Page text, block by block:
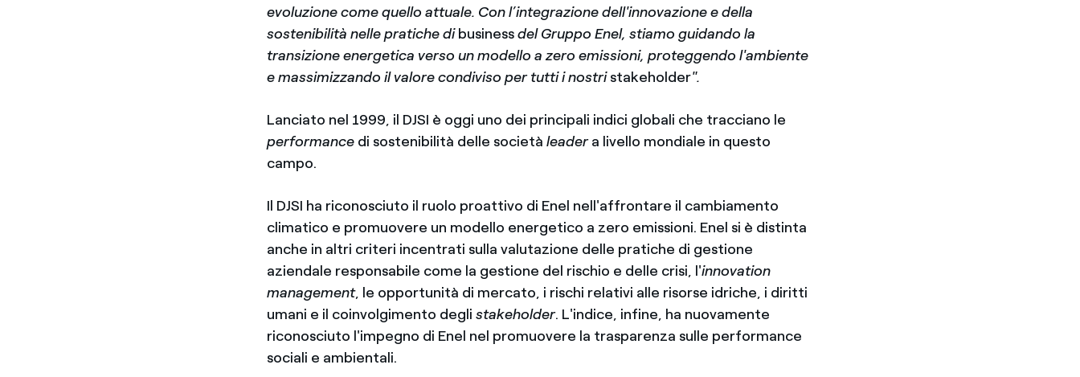
evoluzione come quello attuale. Con l’integrazione dell'innovazione e della
sostenibilità nelle pratiche dibusinessdel Gruppo Enel, stiamo guidando la
transizione energetica verso un modello a zero emissioni, proteggendo l'ambiente
e massimizzando il valore condiviso per tutti i nostristakeholder".
Lanciato nel 1999, il DJSI è oggi uno dei principali indici globali che tracciano le
performance di sostenibilità delle societàleadera livello mondiale in questo
campo.
Il DJSI ha riconosciuto il ruolo proattivo di Enel nell'affrontare il cambiamento
climatico e promuovere un modello energetico a zero emissioni. Enel si è distinta
anche in altri criteri incentrati sulla valutazione delle pratiche di gestione
aziendale responsabile come la gestione del rischio e delle crisi, l'innovation
management, le opportunità di mercato, i rischi relativi alle risorse idriche, i diritti
umani e il coinvolgimento deglistakeholder. L'indice, infine, ha nuovamente
riconosciuto l'impegno di Enel nel promuovere la trasparenza sulle performance
sociali e ambientali.